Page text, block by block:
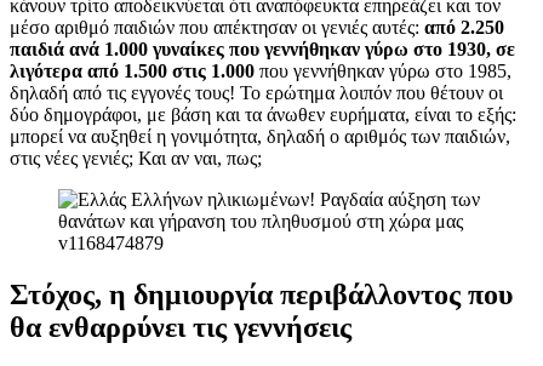
κάνουν τρίτο αποδεικνύεται ότι αναπόφευκτα επηρεάζει και τον
μέσο αριθμό παιδιών που απέκτησαν οι γενιές αυτές: από 2.250
παιδιά ανά 1.000 γυναίκες που γεννήθηκαν γύρω στο 1930, σε
λιγότερα από 1.500 στις 1.000 που γεννήθηκαν γύρω στο 1985,
δηλαδή από τις εγγονές τους! Το ερώτημα λοιπόν που θέτουν οι
δύο δημογράφοι, με βάση και τα άνωθεν ευρήματα, είναι το εξής:
μπορεί να αυξηθεί η γονιμότητα, δηλαδή ο αριθμός των παιδιών,
στις νέες γενιές; Και αν ναι, πως;
Στόχος, η δημιουργία περιβάλλοντος που
θα ενθαρρύνει τις γεννήσεις